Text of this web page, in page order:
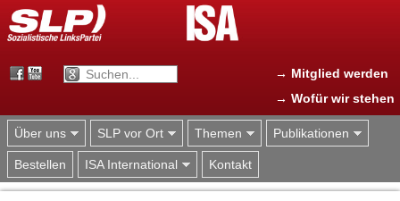
Jump to navigation
→ Mitglied werden
→ Wofür wir stehen
Über uns SLP vor Ort Themen Publikationen
Bestellen ISA International Kontakt